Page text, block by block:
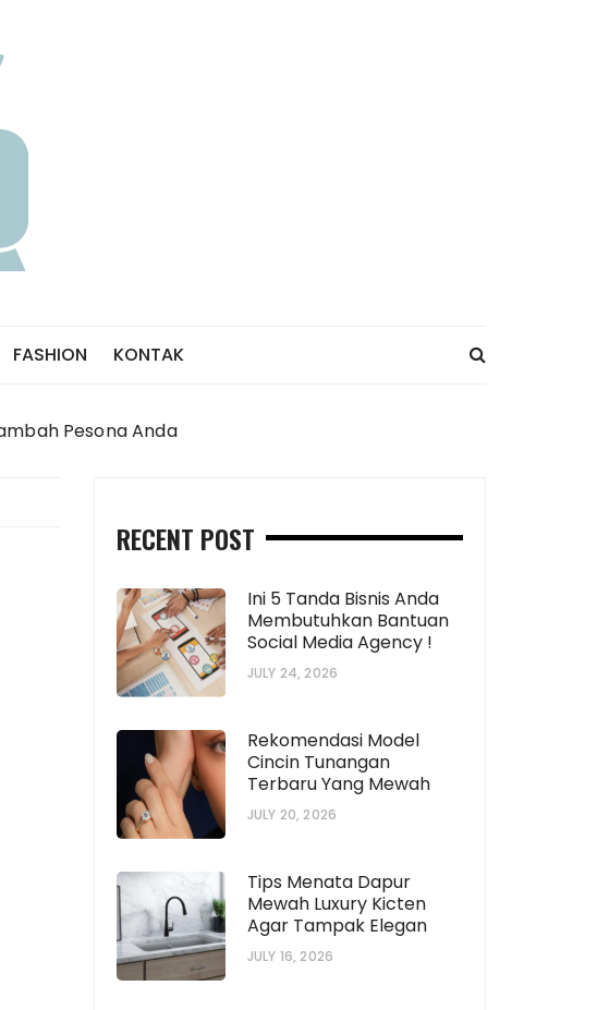
FASHION KONTAK
Pesona Anda
RECENT POST
Ini 5 Tanda Bisnis Anda
Membutuhkan Bantuan
Social Media Agency !
JULY 24, 2026
Rekomendasi Model
Cincin Tunangan
Terbaru Yang Mewah
JULY 20, 2026
Tips Menata Dapur
Mewah Luxury Kicten
Agar Tampak Elegan
JULY 16, 2026